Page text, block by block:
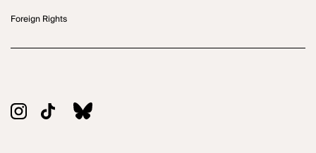
Foreign Rights